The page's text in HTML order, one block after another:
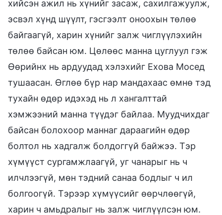
хийсэн ажил нь хүнийг засаж, сахилгажуулж,
эсвэл хүнд шүүлт, гэсгээлт оноохын төлөө
байгаагүй, харин хүнийг залж чиглүүлэхийн
төлөө байсан юм. Цөлөөс манна цуглуул гэж
Өөрийнх нь ардуудад хэлэхийг Ехова Мосед
тушаасан. Өглөө бүр нар мандахаас өмнө тэд
тухайн өдөр идэхэд нь л хангалттай
хэмжээний манна түүдэг байлаа. Муудчихдаг
байсан болохоор маннаг дараагийн өдөр
болтол нь хадгалж болдоггүй байжээ. Тэр
хүмүүст сургамжлаагүй, уг чанарыг нь ч
илчлээгүй, мөн тэдний санаа бодлыг ч ил
болгоогүй. Тэрээр хүмүүсийг өөрчлөөгүй,
харин ч амьдралыг нь залж чиглүүлсэн юм.